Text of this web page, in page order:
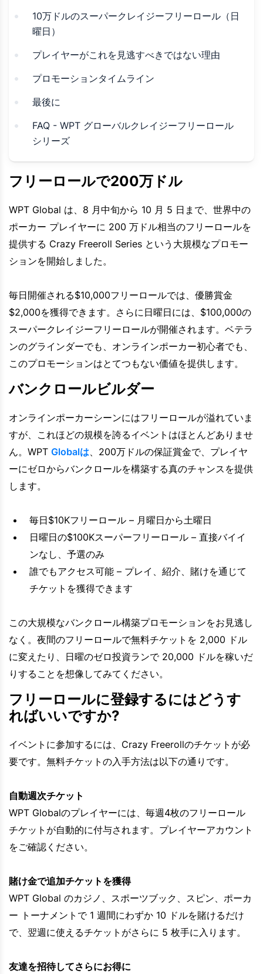
10万ドルのスーパークレイジーフリーロール（日
曜日）
プレイヤーがこれを見逃すべきではない理由
プロモーションタイムライン
最後に
FAQ - WPT グローバルクレイジーフリーロール
シリーズ
フリーロールで200万ドル
WPT Global は、8 月中旬から 10 月 5 日まで、世界中の
ポーカー プレイヤーに 200 万ドル相当のフリーロールを
提供する Crazy Freeroll Series という大規模なプロモー
ションを開始しました。
毎日開催される$10,000フリーロールでは、優勝賞金
$2,000を獲得できます。さらに日曜日には、$100,000の
スーパークレイジーフリーロールが開催されます。ベテラ
ンのグラインダーでも、オンラインポーカー初心者でも、
このプロモーションはとてつもない価値を提供します。
バンクロールビルダー
オンラインポーカーシーンにはフリーロールが溢れていま
すが、これほどの規模を誇るイベントはほとんどありませ
ん。WPT Globalは、200万ドルの保証賞金で、プレイヤ
ーにゼロからバンクロールを構築する真のチャンスを提供
します。
毎日$10Kフリーロール – 月曜日から土曜日
日曜日の$100Kスーパーフリーロール – 直接バイイ
ンなし、予選のみ
誰でもアクセス可能 – プレイ、紹介、賭けを通じて
チケットを獲得できます
この大規模なバンクロール構築プロモーションをお見逃し
なく。夜間のフリーロールで無料チケットを 2,000 ドル
に変えたり、日曜のゼロ投資ランで 20,000 ドルを稼いだ
りすることを想像してみてください。
フリーロールに登録するにはどうす
ればいいですか?
イベントに参加するには、Crazy Freerollのチケットが必
要です。無料チケットの入手方法は以下の通りです。
自動週次チケット
WPT Globalのプレイヤーには、毎週4枚のフリーロール
チケットが自動的に付与されます。プレイヤーアカウント
をご確認ください。
賭け金で追加チケットを獲得
WPT Global のカジノ、スポーツブック、スピン、ポーカ
ー トーナメントで 1 週間にわずか 10 ドルを賭けるだけ
で、翌週に使えるチケットがさらに 5 枚手に入ります。
友達を招待してさらにお得に